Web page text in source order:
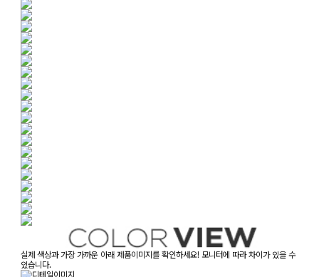
실제 색상과 가장 가까운 아래 제품이미지를 확인하세요! 모니터에 따라 차이가 있을 수
있습니다.